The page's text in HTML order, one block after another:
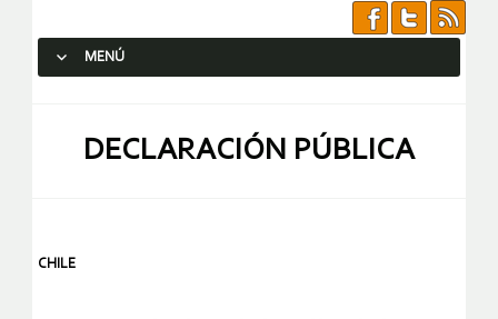
MENÚ
DECLARACIÓN PÚBLICA
CHILE